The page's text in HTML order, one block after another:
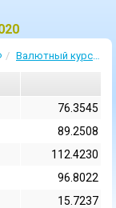
Валютный курс 24 Сентябрь 2020
76.3545
89.2508
112.4230
96.8022
15.7237